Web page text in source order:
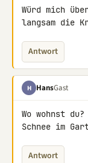
Würd mich
langsam die
Antwort
H HansGast
Wo wohnst
Schnee im
Antwort